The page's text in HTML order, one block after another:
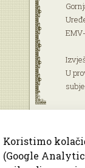
U
Koristimo
(Google